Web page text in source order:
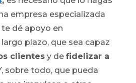
empresa especializada
dé apoyo en
plazo, que sea capaz
clientesy de fidelizar a
sobre todo, que pueda